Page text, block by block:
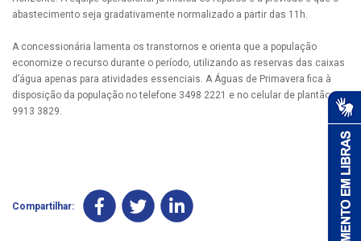
abastecimento seja gradativamente normalizado a partir das 11h.
A concessionária lamenta os transtornos e orienta que a população
economize o recurso durante o período, utilizando as reservas das caixas
d’água apenas para atividades essenciais. A Águas de Primavera fica à
disposição da população no telefone 3498 2221 e no celular de plantão
9913 3829.
Compartilhar: